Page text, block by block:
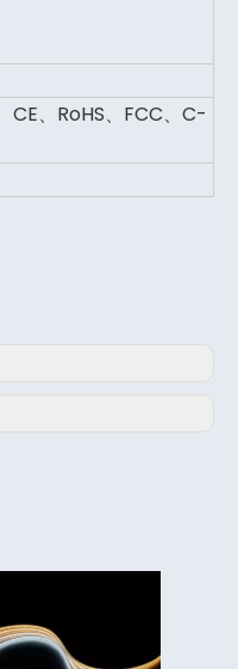
、RoHS、FCC、C-